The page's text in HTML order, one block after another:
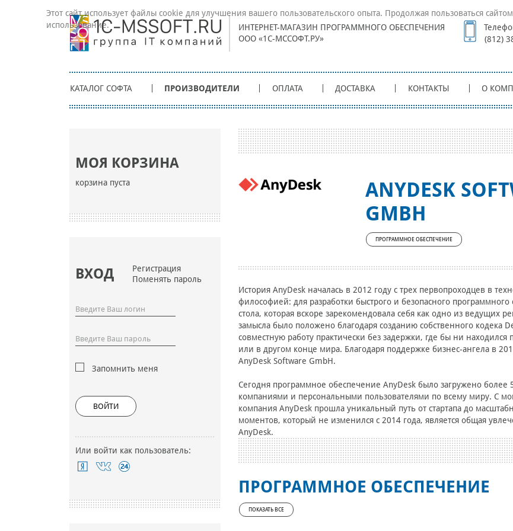
ИНТЕРНЕТ-МАГАЗИН ПРОГРАММНОГО ОБЕСПЕЧЕНИЯ
ООО «1С-МССОФТ.РУ»
(812)
КАТАЛОГ СОФТА ПРОИЗВОДИТЕЛИ ОПЛАТА ДОСТАВКА КОНТАКТЫ О
МОЯ КОРЗИНА
корзина пуста
ВХОД
Регистрация
Поменять пароль
Запомнить меня
ВОЙТИ
Или войти как пользователь:
ANYDESK
GMBH
ПРОГРАММНОЕ ОБЕСПЕЧЕНИЕ
История AnyDesk началась в 2012 году с трех первопроходцев в
философией: для разработки быстрого и безопасного
стола, которая вскоре зарекомендовала себя как одно из ведущих
замысла было положено благодаря созданию собственного кодека
совместную работу практически без задержки, где бы ни
или в другом конце мира. Благодаря поддержке бизнес-ангела в
AnyDesk Software GmbH.
Сегодня программное обеспечение AnyDesk было загружено более
компаниями и персональными пользователями по всему миру. С
компания AnyDesk прошла уникальный путь от стартапа до
моментов, который не изменился с 2014 года, является общая
AnyDesk.
ПРОГРАММНОЕ ОБЕСПЕЧЕНИЕ
ПОКАЗАТЬ ВСЕ
Этот сайт использует файлы cookie для улучшения вашего пользовательского опыта. Продолжая пользоваться
использование.